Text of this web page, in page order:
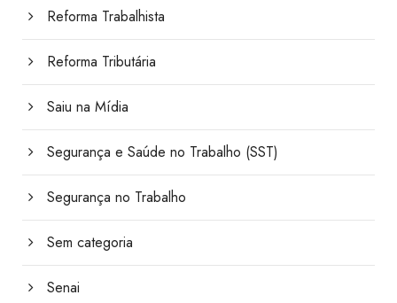
Reforma Trabalhista
Reforma Tributária
Saiu na Mídia
Segurança e Saúde no Trabalho (SST)
Segurança no Trabalho
Sem categoria
Senai